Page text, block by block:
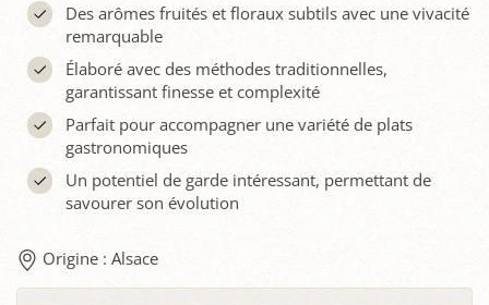
Des arômes fruités et floraux subtils avec une vivacité
remarquable
Élaboré avec des méthodes traditionnelles,
garantissant finesse et complexité
Parfait pour accompagner une variété de plats
gastronomiques
Un potentiel de garde intéressant, permettant de
savourer son évolution
Origine : Alsace